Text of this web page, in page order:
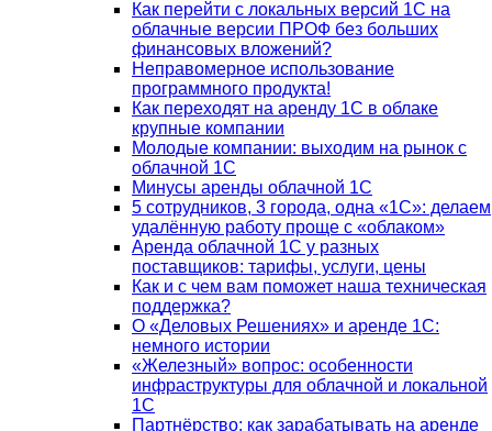
Как перейти с локальных версий 1С на
облачные версии ПРОФ без больших
финансовых вложений?
Неправомерное использование
программного продукта!
Как переходят на аренду 1С в облаке
крупные компании
Молодые компании: выходим на рынок с
облачной 1С
Минусы аренды облачной 1С
5 сотрудников, 3 города, одна «1С»: делаем
удалённую работу проще с «облаком»
Аренда облачной 1С у разных
поставщиков: тарифы, услуги, цены
Как и с чем вам поможет наша техническая
поддержка?
О «Деловых Решениях» и аренде 1С:
немного истории
«Железный» вопрос: особенности
инфраструктуры для облачной и локальной
1С
Партнёрство: как зарабатывать на аренде